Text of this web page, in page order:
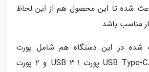
شده تا این محصول هم از این لحاظ
مناسب باشد.
شده در این دستگاه هم شامل پورت
HDMI، پورت USB Type-C، 1 پورت USB 3.1 و 2 پورت